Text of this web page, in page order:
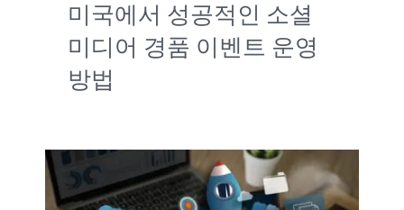
미국에서 성공적인 소셜
미디어 경품 이벤트 운영
방법